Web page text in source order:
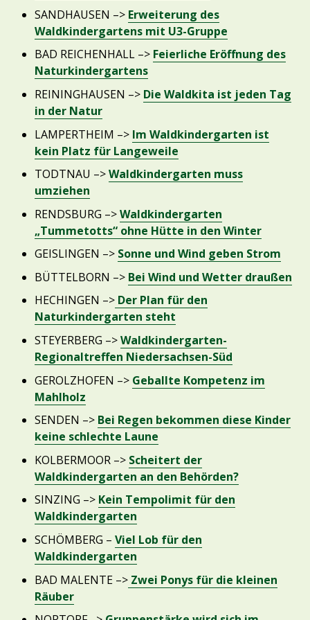
SANDHAUSEN –> Erweiterung des
Waldkindergartens mit U3-Gruppe
BAD REICHENHALL –> Feierliche Eröffnung des
Naturkindergartens
REININGHAUSEN –> Die Waldkita ist jeden Tag
in der Natur
LAMPERTHEIM –> Im Waldkindergarten ist
kein Platz für Langeweile
TODTNAU –>Waldkindergarten muss
umziehen
RENDSBURG –>Waldkindergarten
„Tummetotts“ ohne Hütte in den Winter
GEISLINGEN –> Sonne und Wind geben Strom
BÜTTELBORN –> Bei Wind und Wetter draußen
HECHINGEN –>Der Plan für den
Naturkindergarten steht
STEYERBERG –>Waldkindergarten-
Regionaltreffen Niedersachsen-Süd
GEROLZHOFEN –> Geballte Kompetenz im
Mahlholz
SENDEN –> Bei Regen bekommen diese Kinder
keine schlechte Laune
KOLBERMOOR –> Scheitert der
Waldkindergarten an den Behörden?
SINZING –> Kein Tempolimit für den
Waldkindergarten
SCHÖMBERG – Viel Lob für den
Waldkindergarten
BAD MALENTE –>Zwei Ponys für die kleinen
Räuber